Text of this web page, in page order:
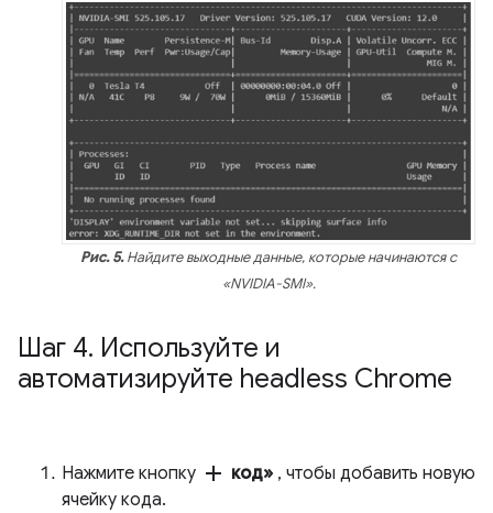
Рис. 5.Найдите выходные данные, которые начинаются с
«NVIDIA-SMI».
Шаг 4. Используйте и
автоматизируйте headless Chrome
Нажмите кнопку add код» , чтобы добавить новую
ячейку кода.